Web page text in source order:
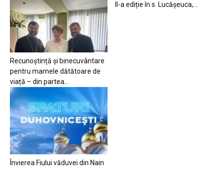
Recunoștință și binecuvântare
pentru mamele dătătoare de
viață – din partea...
II-a ediție în s. Lucășeuca,...
Învierea Fiului văduvei din Nain